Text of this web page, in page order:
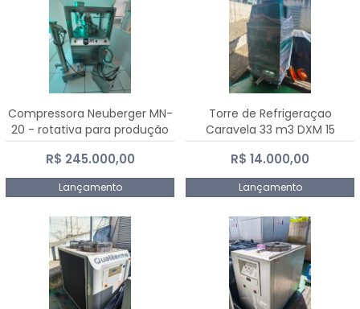
Compressora Neuberger MN-
20 - rotativa para produção
de comprimidos
R$ 245.000,00
Lançamento
Torre de Refrigeraçao
Caravela 33 m3 DXM 15
R$ 14.000,00
Lançamento